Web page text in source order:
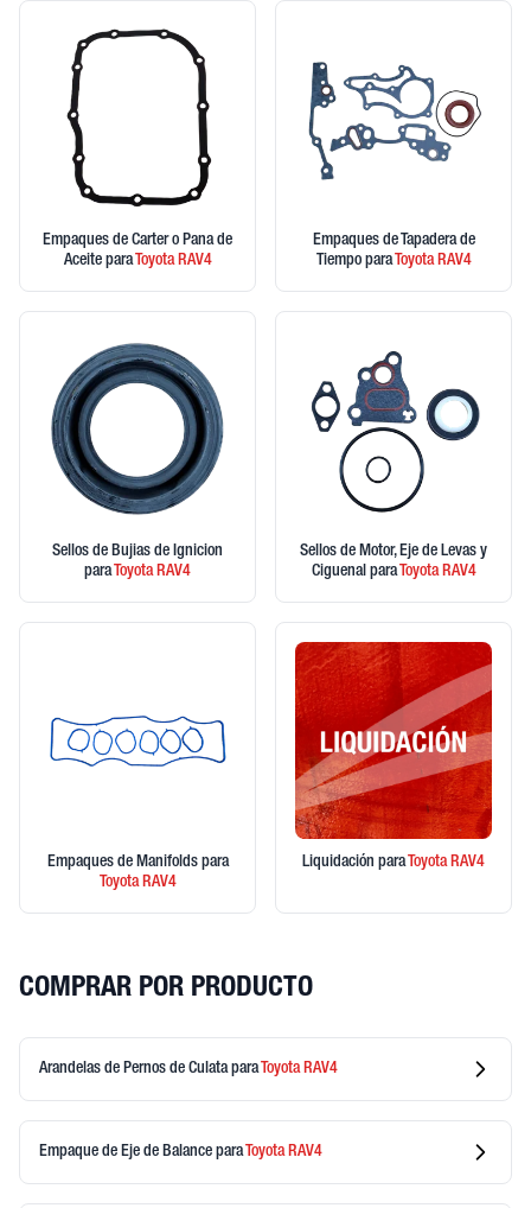
Empaques de Carter o Pana de
Aceite para ToyotaRAV4
Empaques de Tapadera de
Tiempo para ToyotaRAV4
Sellos de Bujias de Ignicion
para ToyotaRAV4
Sellos de Motor, Eje de Levas y
Ciguenal para ToyotaRAV4
Empaques de Manifolds para
ToyotaRAV4
Liquidación para ToyotaRAV4
COMPRAR POR PRODUCTO
Arandelas de Pernos de CulataparaToyotaRAV4
Empaque de Eje de Balance paraToyotaRAV4